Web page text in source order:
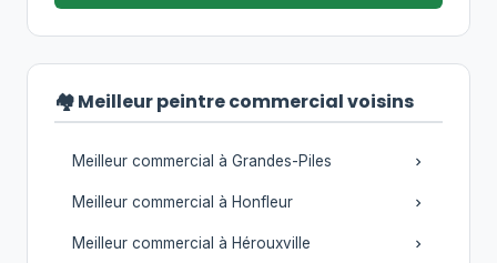
🏘️ Meilleur peintre commercial voisins
Meilleur commercial à Grandes-Piles
Meilleur commercial à Honfleur
Meilleur commercial à Hérouxville